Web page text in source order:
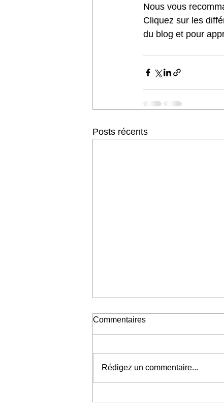
Nous vous
Cliquez sur les
du blog et pour
Posts récents
Exposition à Cluny
Commentaires
Rédigez un commentaire...